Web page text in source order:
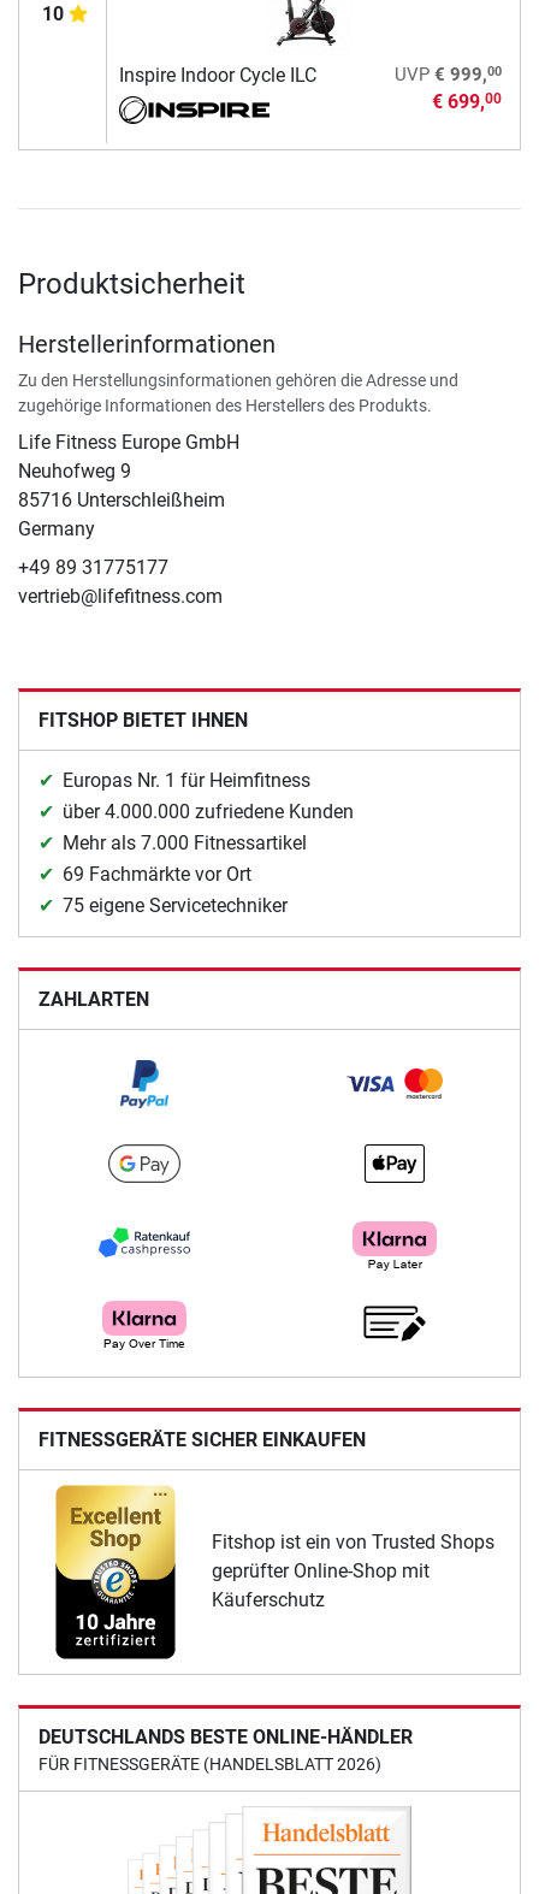
10
Inspire Indoor Cycle ILC UVP € 999,00
€ 699,00
Produktsicherheit
Herstellerinformationen
Zu den Herstellungsinformationen gehören die Adresse und
zugehörige Informationen des Herstellers des Produkts.
Life Fitness Europe GmbH
Neuhofweg 9
85716 Unterschleißheim
Germany
+49 89 31775177
vertrieb@lifefitness.com
FITSHOP BIETET IHNEN
Europas Nr. 1 für Heimfitness
über 4.000.000 zufriedene Kunden
Mehr als 7.000 Fitnessartikel
69 Fachmärkte vor Ort
75 eigene Servicetechniker
ZAHLARTEN
FITNESSGERÄTE SICHER EINKAUFEN
Fitshop ist ein von Trusted Shops
geprüfter Online-Shop mit
Käuferschutz
DEUTSCHLANDS BESTE ONLINE-HÄNDLER
FÜR FITNESSGERÄTE (HANDELSBLATT 2026)